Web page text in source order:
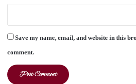
Save my name, email, and website in this
comment.